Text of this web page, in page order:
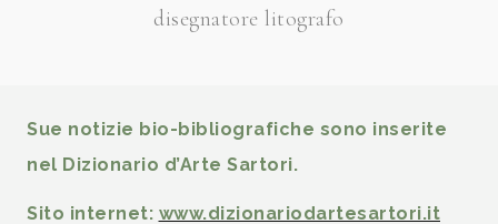
disegnatore litografo
Sue notizie bio-bibliografiche sono inserite
nel Dizionario d’Arte Sartori.
Sito internet: www.dizionariodartesartori.it